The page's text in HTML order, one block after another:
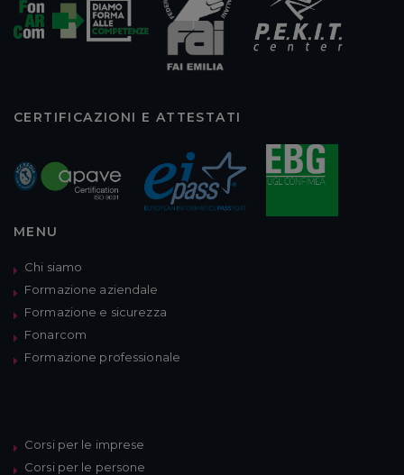
CERTIFICAZIONI E ATTESTATI
MENU
Chi siamo
Formazione aziendale
Formazione e sicurezza
Fonarcom
Formazione professionale
Corsi per le imprese
Corsi per le persone